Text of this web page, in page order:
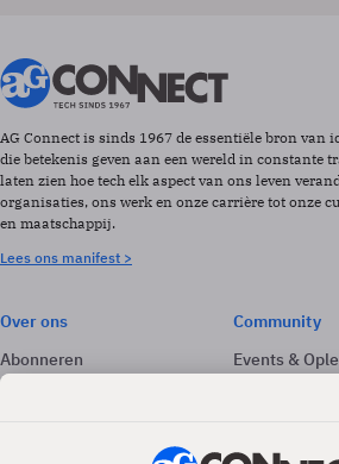
AG Connect is sinds 1967 de essentiële bron van
die betekenis geven aan een wereld in constante
laten zien hoe tech elk aspect van ons leven
organisaties, ons werk en onze carrière tot onze
en maatschappij.
Lees ons manifest >
Over ons
Abonneren
Adverteren
Community
Events &